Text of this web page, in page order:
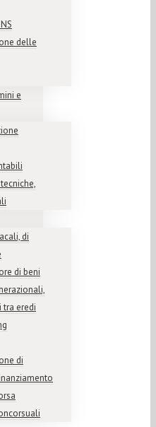
delle
e
di
di beni
tra eredi
di